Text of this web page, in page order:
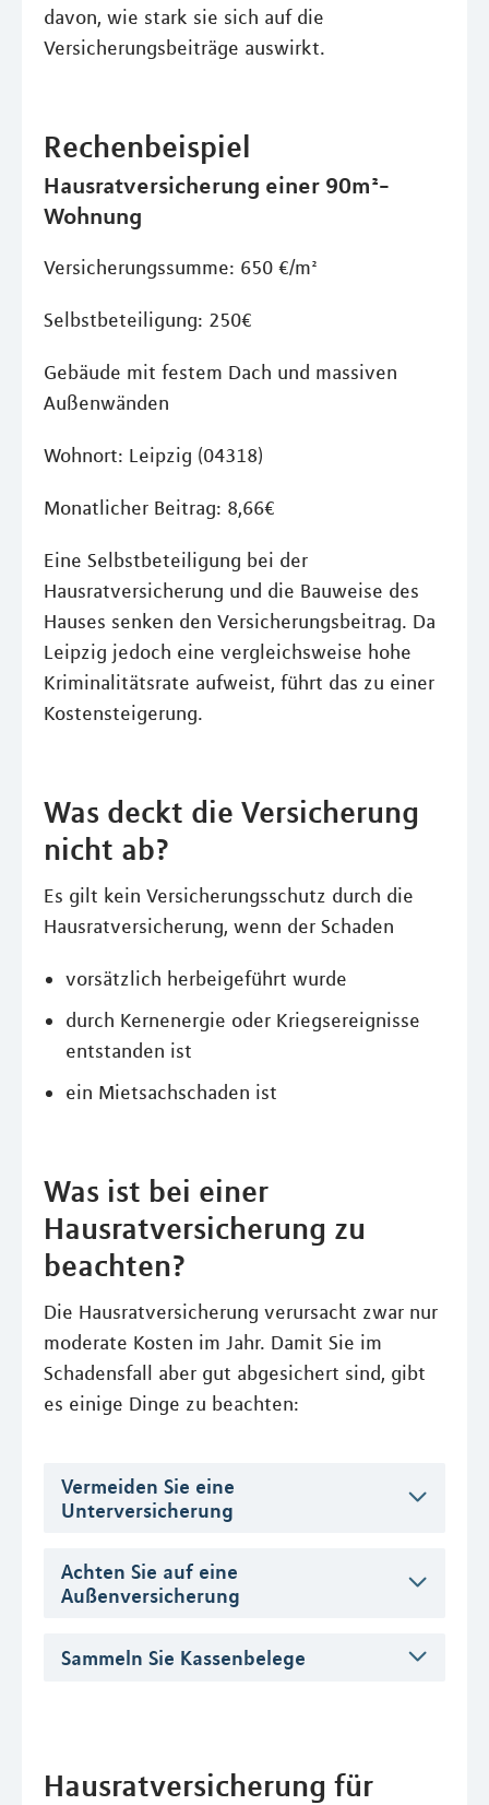
davon, wie stark sie sich auf die
Versicherungsbeiträge auswirkt.
Rechenbeispiel
Hausratversicherung einer 90m²-
Wohnung
Versicherungssumme: 650 €/m²
Selbstbeteiligung: 250€
Gebäude mit festem Dach und massiven
Außenwänden
Wohnort: Leipzig (04318)
Monatlicher Beitrag: 8,66€
Eine Selbstbeteiligung bei der
Hausratversicherung und die Bauweise des
Hauses senken den Versicherungsbeitrag. Da
Leipzig jedoch eine vergleichsweise hohe
Kriminalitätsrate aufweist, führt das zu einer
Kostensteigerung.
Was deckt die Versicherung
nicht ab?
Es gilt kein Versicherungsschutz durch die
Hausratversicherung, wenn der Schaden
vorsätzlich herbeigeführt wurde
durch Kernenergie oder Kriegsereignisse
entstanden ist
ein Mietsachschaden ist
Was ist bei einer
Hausratversicherung zu
beachten?
Die Hausratversicherung verursacht zwar nur
moderate Kosten im Jahr. Damit Sie im
Schadensfall aber gut abgesichert sind, gibt
es einige Dinge zu beachten:
Vermeiden Sie eine
Unterversicherung
Achten Sie auf eine
Außenversicherung
Sammeln Sie Kassenbelege
Hausratversicherung für